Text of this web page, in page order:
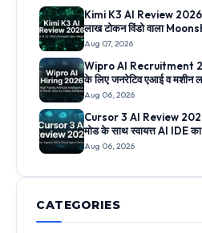
Kimi K3 AI Review 2026:
लाख टोकन विंडो वाला
5 सबसे बड़े फीचर्स
Aug 07, 2026
Wipro AI Recruitment
के लिए जनरेटिव एआई व मशीन
जानिए आवेदन लिंक
Aug 06, 2026
Cursor 3 AI Review
मोड के साथ स्वायत्त AI IDE
सबसे बड़े फीचर्स
Aug 06, 2026
CATEGORIES